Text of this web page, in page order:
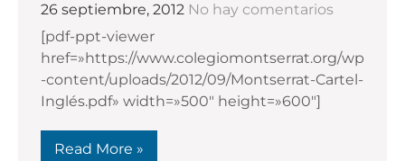
26 septiembre, 2012 No hay comentarios
[pdf-ppt-viewer
href=»https://www.colegiomontserrat.org/wp
-content/uploads/2012/09/Montserrat-Cartel-
Inglés.pdf» width=»500″ height=»600″]
Read More »